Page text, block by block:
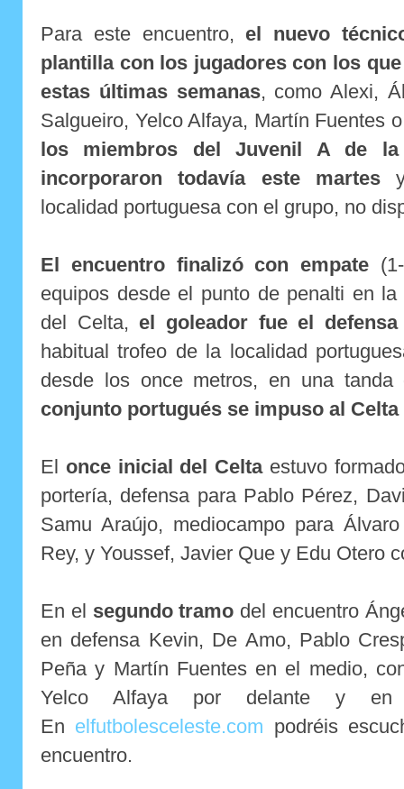
Para este encuentro, el nuevo
plantilla con los jugadores con los
estas últimas semanas, como Alexi,
Salgueiro, Yelco Alfaya, Martín Fuentes
los miembros del Juvenil A de la
incorporaron todavía este martesy,
localidad portuguesa con el grupo, no
El encuentro finalizó con empate
equipos desde el punto de penalti en
del Celta, el goleador fue el
habitual trofeo de la localidad
desde los once metros, en una
conjunto portugués se impuso al Celta
El once inicial del Celtaestuvo
portería, defensa para Pablo Pérez,
Samu Araújo, mediocampo para
Rey, y Youssef, Javier Que y Edu Otero
En el segundo tramo del encuentro
en defensa Kevin, De Amo, Pablo
Peña y Martín Fuentes en el medio,
Yelco Alfaya por delante y en
En elfutbolesceleste.com podréis
encuentro.